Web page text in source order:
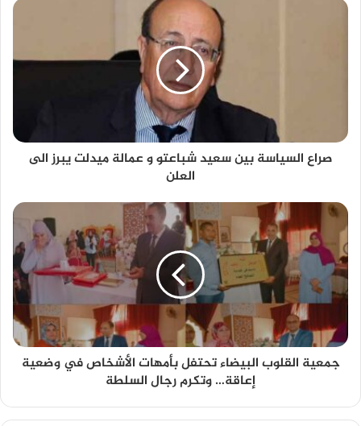
صراع السياسة بين سعيد شباعتو و عمالة ميدلت يبرز الى
العلن
جمعية القلوب البيضاء تحتفل بأمهات الأشخاص في وضعية
إعاقة… وتكرم رجال السلطة